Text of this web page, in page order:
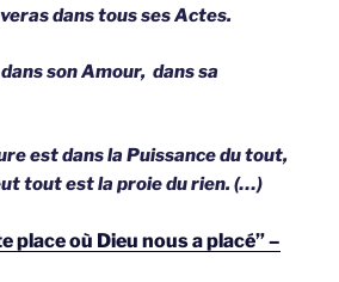
dans tous ses Actes.
son Amour, dans sa
est dans la Puissance du tout,
tout est la proie du rien. (…)
place où Dieu nous a placé” –